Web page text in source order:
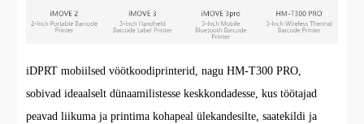
iDPRT mobiilsed vöötkoodiprinterid, nagu HM-T300 PRO,
sobivad ideaalselt dünaamilistesse keskkondadesse, kus töötajad
peavad liikuma ja printima kohapeal ülekandesilte, saatekildi ja